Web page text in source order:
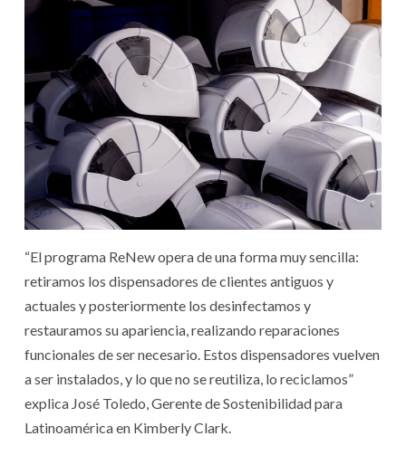
“El programa ReNew opera de una forma muy sencilla:
retiramos los dispensadores de clientes antiguos y
actuales y posteriormente los desinfectamos y
restauramos su apariencia, realizando reparaciones
funcionales de ser necesario. Estos dispensadores vuelven
a ser instalados, y lo que no se reutiliza, lo reciclamos”
explica José Toledo, Gerente de Sostenibilidad para
Latinoamérica en Kimberly Clark.